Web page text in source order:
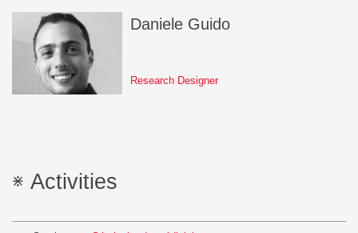
Daniele Guido
Research Designer
Activities